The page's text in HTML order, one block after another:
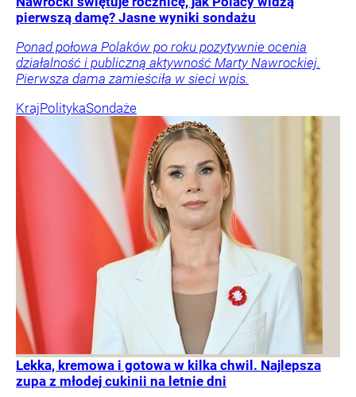
pierwszą damę? Jasne wyniki sondażu
Ponad połowa Polaków po roku pozytywnie ocenia
działalność i publiczną aktywność Marty Nawrockiej.
Pierwsza dama zamieściła w sieci wpis.
KrajPolitykaSondaże
Lekka, kremowa i gotowa w kilka chwil. Najlepsza
zupa z młodej cukinii na letnie dni